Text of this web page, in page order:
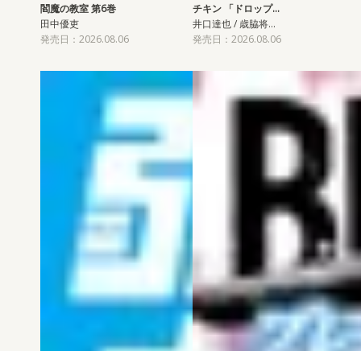
閻魔の教室 第6巻
田中優吏
発売日：2026.08.06
チキン 「ドロップ…
井口達也 / 歳脇将…
発売日：2026.08.06